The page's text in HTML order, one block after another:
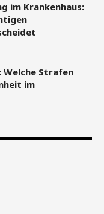
im Krankenhaus:
Welche Strafen
im